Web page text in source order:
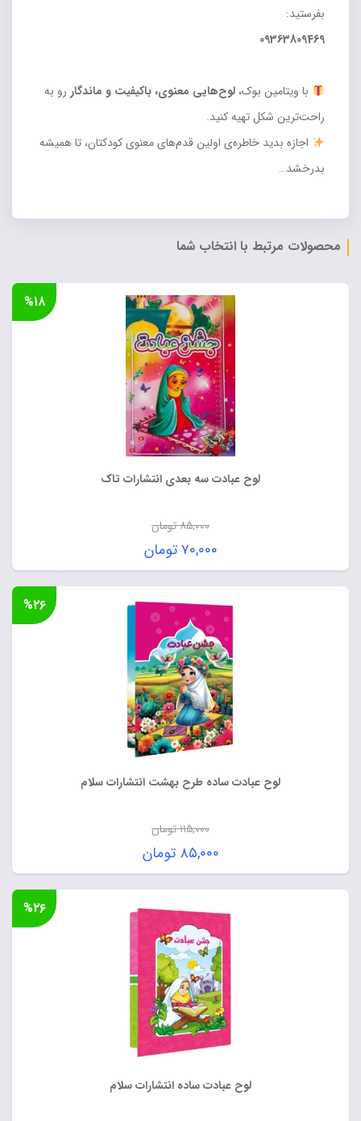
بفرستید:
09363809469
با ویتامین بوک، لوح‌هایی معنوی، باکیفیت و ماندگار رو به
راحت‌ترین شکل تهیه کنید.
اجازه بدید خاطره‌ی اولین قدم‌های معنوی کودکتان، تا همیشه
بدرخشد…
محصولات مرتبط با انتخاب شما
لوح عبادت سه بعدی انتشارات تاک
۸۵,۰۰۰تومان
قیمت
اصلی:
۸۵,۰۰۰ تومان
بود.
۷۰,۰۰۰تومان
قیمت
فعلی:
۷۰,۰۰۰ تومان.
%۱۸
لوح عبادت ساده طرح بهشت انتشارات سلام
۱۱۵,۰۰۰تومان
قیمت
اصلی:
۱۱۵,۰۰۰ تومان
بود.
۸۵,۰۰۰ تومان
قیمت
فعلی:
۸۵,۰۰۰ تومان.
%۲۶
لوح عبادت ساده انتشارات سلام
%۲۶